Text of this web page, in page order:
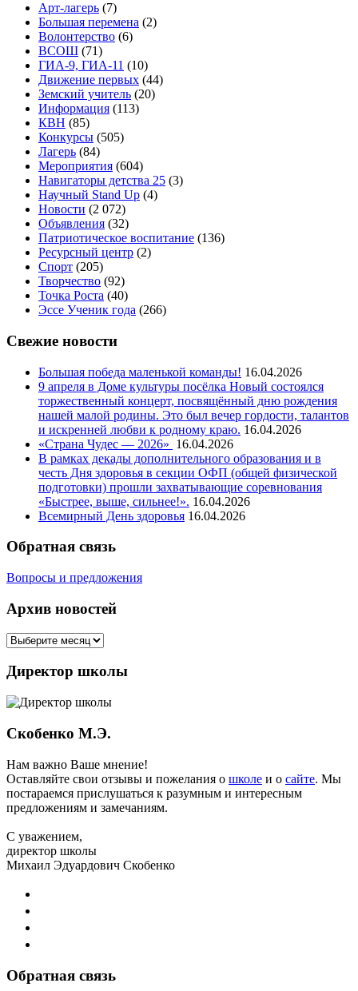
Арт-лагерь (7)
Большая перемена (2)
Волонтерство (6)
ВСОШ (71)
ГИА-9, ГИА-11 (10)
Движение первых (44)
Земский учитель (20)
Информация (113)
КВН (85)
Конкурсы (505)
Лагерь (84)
Мероприятия (604)
Навигаторы детства 25 (3)
Научный Stand Up (4)
Новости (2 072)
Объявления (32)
Патриотическое воспитание (136)
Ресурсный центр (2)
Спорт (205)
Творчество (92)
Точка Роста (40)
Эссе Ученик года (266)
Свежие новости
Большая победа маленькой команды! 16.04.2026
9 апреля в Доме культуры посёлка Новый состоялся
торжественный концерт, посвящённый дню рождения
нашей малой родины. Это был вечер гордости, талантов
и искренней любви к родному краю. 16.04.2026
«Страна Чудес — 2026» 16.04.2026
В рамках декады дополнительного образования и в
честь Дня здоровья в секции ОФП (общей физической
подготовки) прошли захватывающие соревнования
«Быстрее, выше, сильнее!». 16.04.2026
Всемирный День здоровья 16.04.2026
Обратная связь
Вопросы и предложения
Архив новостей
Архив
Директор школы
Скобенко М.Э.
Нам важно Ваше мнение!
Оставляйте свои отзывы и пожелания о школе и о сайте. Мы
постараемся прислушаться к разумным и интересным
предложениям и замечаниям.
С уважением,
директор школы
Михаил Эдуардович Скобенко
Обратная связь